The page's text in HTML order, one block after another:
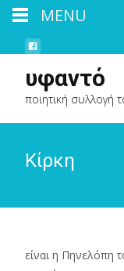
υφαντό
ποιητική συλλογή
Κίρκη
είναι η Πηνελόπη
MENU